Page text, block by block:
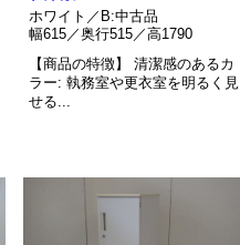
ホワイト／B:中古品
幅615／奥行515／高1790
【商品の特徴】
清潔感のあるカ
ラー: 執務室や更衣室を明るく見
せる...